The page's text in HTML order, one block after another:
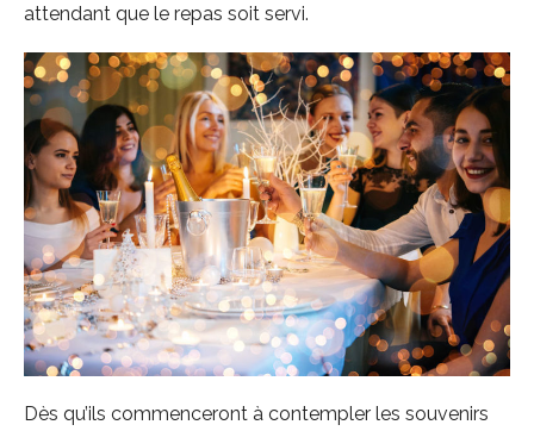
attendant que le repas soit servi.
Dès qu’ils commenceront à contempler les souvenirs